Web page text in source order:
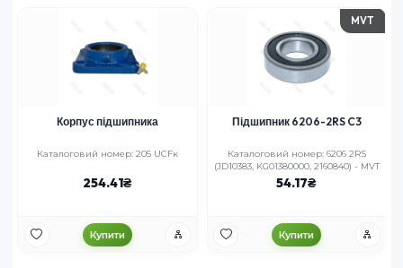
Корпус підшипника
Каталоговий номер: 205 UCFк
254.41
Купити
MVT
Підшипник 6206-2RS C3
Каталоговий номер: 6206 2RS
(JD10383, KG01380000, 2160840) - MVT
54.17
Купити